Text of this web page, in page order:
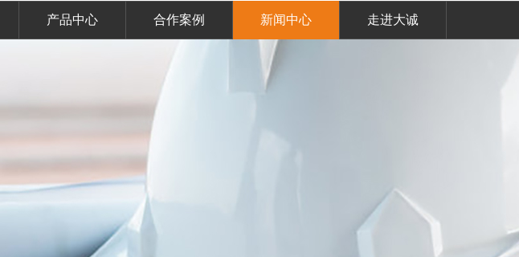
产品中心 合作案例 新闻中心 走进大诚